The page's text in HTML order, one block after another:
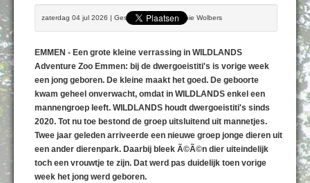
zaterdag 04 jul 2026 | Geschreven door Bennie Wolbers
EMMEN - Een grote kleine verrassing in WILDLANDS
Adventure Zoo Emmen: bij de dwergoeistiti's is vorige week
een jong geboren. De kleine maakt het goed. De geboorte
kwam geheel onverwacht, omdat in WILDLANDS enkel een
mannengroep leeft. WILDLANDS houdt dwergoeistiti's sinds
2020. Tot nu toe bestond de groep uitsluitend uit mannetjes.
Twee jaar geleden arriveerde een nieuwe groep jonge dieren uit
een ander dierenpark. Daarbij bleek Ã©Ã©n dier uiteindelijk
toch een vrouwtje te zijn. Dat werd pas duidelijk toen vorige
week het jong werd geboren.